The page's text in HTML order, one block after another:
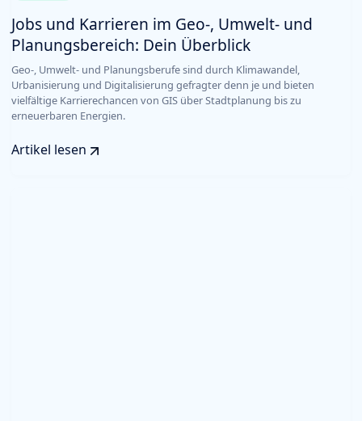
Jobs und Karrieren im Geo-, Umwelt- und
Planungsbereich: Dein Überblick
Geo-, Umwelt- und Planungsberufe sind durch Klimawandel,
Urbanisierung und Digitalisierung gefragter denn je und bieten
vielfältige Karrierechancen von GIS über Stadtplanung bis zu
erneuerbaren Energien.
Artikel lesen